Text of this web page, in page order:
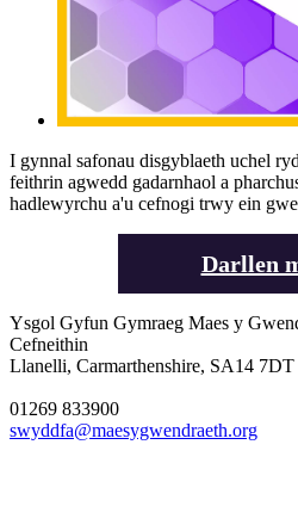
I gynnal safonau disgyblaeth uchel
feithrin agwedd gadarnhaol a
hadlewyrchu a'u cefnogi trwy ein
Darllen
Ysgol Gyfun Gymraeg Maes y
Cefneithin
Llanelli, Carmarthenshire, SA14 7DT
01269 833900
swyddfa@maesygwendraeth.org